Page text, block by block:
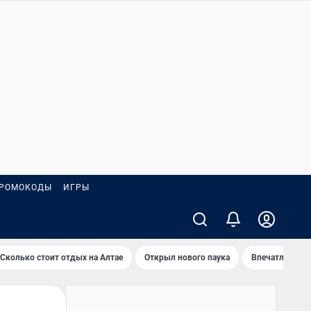
ИГРЫ
Сколько стоит отдых на Алтае Открыл нового паука Впечатления